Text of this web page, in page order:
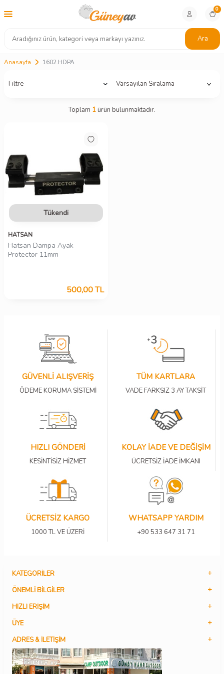
Ara
0
Anasayfa 1602.HDPA
Filtre
Toplam 1ürün bulunmaktadır.
Tükendi
HATSAN
Hatsan Dampa Ayak
Protector 11mm
500,00TL
GÜVENLİ ALIŞVERİŞ
ÖDEME KORUMA SİSTEMİ
TÜM KARTLARA
VADE FARKSIZ 3 AY TAKSİT
HIZLI GÖNDERİ
KESİNTİSİZ HİZMET
KOLAY İADE VE DEĞİŞİM
ÜCRETSİZ İADE İMKANI
ÜCRETSİZ KARGO
1000 TL VE ÜZERİ
WHATSAPP YARDIM
+90 533 647 31 71
KATEGORILER
ÖNEMLI BILGILER
HIZLI ERIŞIM
ÜYE
ADRES & İLETIŞIM